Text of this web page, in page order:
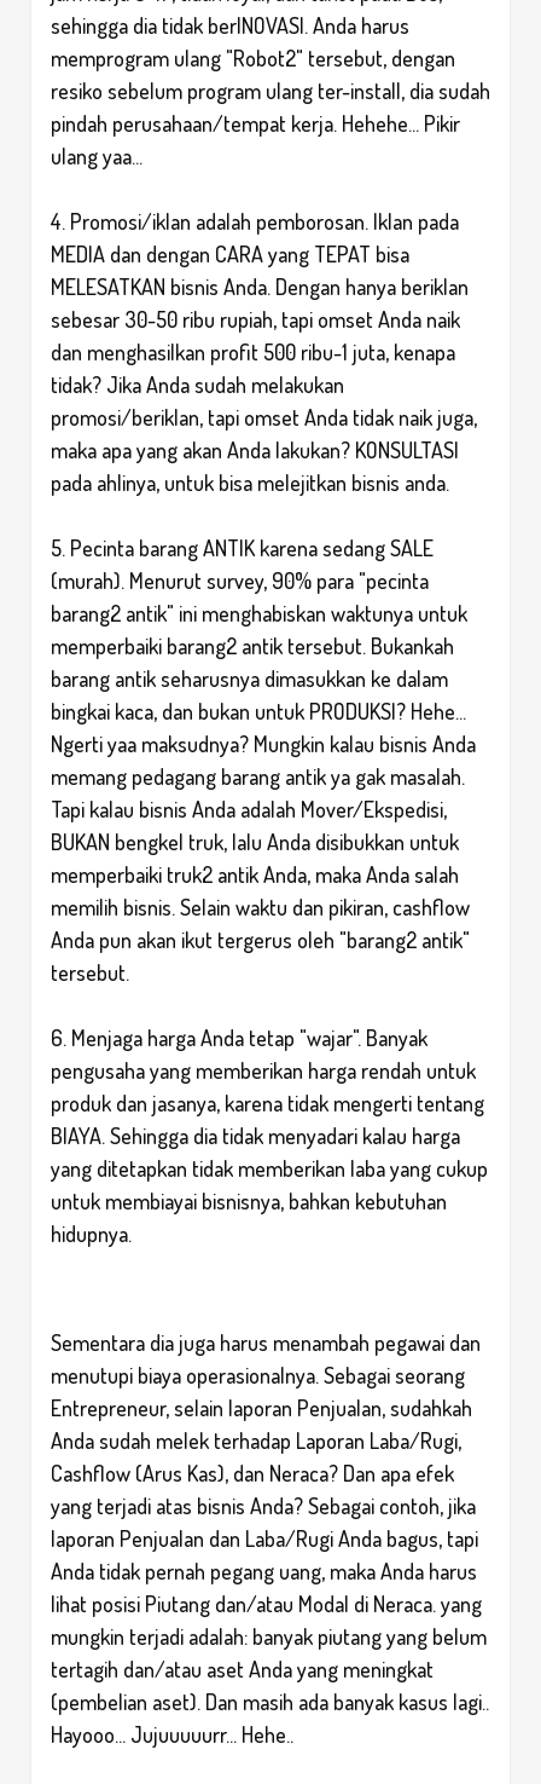
sehingga dia tidak berINOVASI. Anda harus
memprogram ulang "Robot2" tersebut, dengan
resiko sebelum program ulang ter-install, dia sudah
pindah perusahaan/tempat kerja. Hehehe... Pikir
ulang yaa...
4. Promosi/iklan adalah pemborosan. Iklan pada
MEDIA dan dengan CARA yang TEPAT bisa
MELESATKAN bisnis Anda. Dengan hanya beriklan
sebesar 30-50 ribu rupiah, tapi omset Anda naik
dan menghasilkan profit 500 ribu-1 juta, kenapa
tidak? Jika Anda sudah melakukan
promosi/beriklan, tapi omset Anda tidak naik juga,
maka apa yang akan Anda lakukan? KONSULTASI
pada ahlinya, untuk bisa melejitkan bisnis anda.
5. Pecinta barang ANTIK karena sedang SALE
(murah). Menurut survey, 90% para "pecinta
barang2 antik" ini menghabiskan waktunya untuk
memperbaiki barang2 antik tersebut. Bukankah
barang antik seharusnya dimasukkan ke dalam
bingkai kaca, dan bukan untuk PRODUKSI? Hehe...
Ngerti yaa maksudnya? Mungkin kalau bisnis Anda
memang pedagang barang antik ya gak masalah.
Tapi kalau bisnis Anda adalah Mover/Ekspedisi,
BUKAN bengkel truk, lalu Anda disibukkan untuk
memperbaiki truk2 antik Anda, maka Anda salah
memilih bisnis. Selain waktu dan pikiran, cashflow
Anda pun akan ikut tergerus oleh "barang2 antik"
tersebut.
6. Menjaga harga Anda tetap "wajar". Banyak
pengusaha yang memberikan harga rendah untuk
produk dan jasanya, karena tidak mengerti tentang
BIAYA. Sehingga dia tidak menyadari kalau harga
yang ditetapkan tidak memberikan laba yang cukup
untuk membiayai bisnisnya, bahkan kebutuhan
hidupnya.
Sementara dia juga harus menambah pegawai dan
menutupi biaya operasionalnya. Sebagai seorang
Entrepreneur, selain laporan Penjualan, sudahkah
Anda sudah melek terhadap Laporan Laba/Rugi,
Cashflow (Arus Kas), dan Neraca? Dan apa efek
yang terjadi atas bisnis Anda? Sebagai contoh, jika
laporan Penjualan dan Laba/Rugi Anda bagus, tapi
Anda tidak pernah pegang uang, maka Anda harus
lihat posisi Piutang dan/atau Modal di Neraca. yang
mungkin terjadi adalah: banyak piutang yang belum
tertagih dan/atau aset Anda yang meningkat
(pembelian aset). Dan masih ada banyak kasus lagi..
Hayooo... Jujuuuuurr... Hehe..